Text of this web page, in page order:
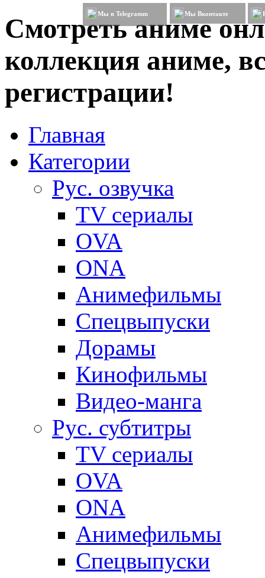
Смотреть аниме
коллекция аниме,
регистрации!
Мы в Telegramm Мы Вконтакте
Главная
Категории
Рус. озвучка
TV сериалы
OVA
ONA
Анимефильмы
Спецвыпуски
Дорамы
Кинофильмы
Видео-манга
Рус. субтитры
TV сериалы
OVA
ONA
Анимефильмы
Спецвыпуски